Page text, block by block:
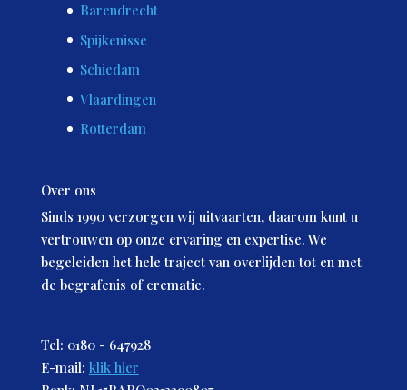
Barendrecht
Spijkenisse
Schiedam
Vlaardingen
Rotterdam
Over ons
Sinds 1990 verzorgen wij uitvaarten, daarom kunt u
vertrouwen op onze ervaring en expertise. We
begeleiden het hele traject van overlijden tot en met
de begrafenis of crematie.
Tel: 0180 - 647928
E-mail: klik hier